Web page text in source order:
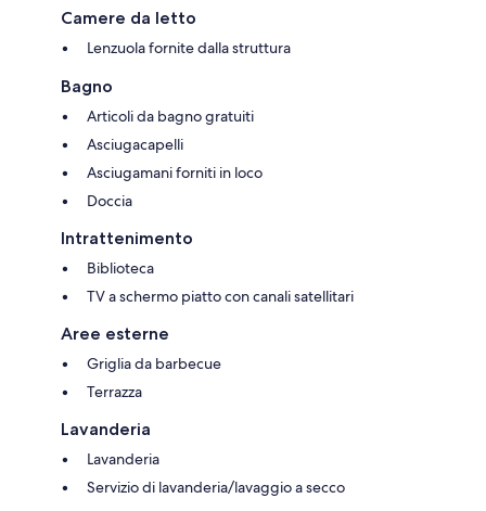
Camere da letto
Lenzuola fornite dalla struttura
Bagno
Articoli da bagno gratuiti
Asciugacapelli
Asciugamani forniti in loco
Doccia
Intrattenimento
Biblioteca
TV a schermo piatto con canali satellitari
Aree esterne
Griglia da barbecue
Terrazza
Lavanderia
Lavanderia
Servizio di lavanderia/lavaggio a secco